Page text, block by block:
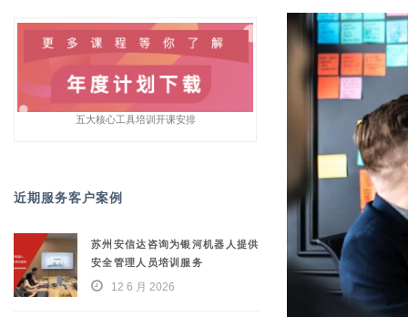
五大核心工具培训开课安排
近期服务客户案例
苏州安信达咨询为银河机器人提供
安全管理人员培训服务
12 6 月 2026